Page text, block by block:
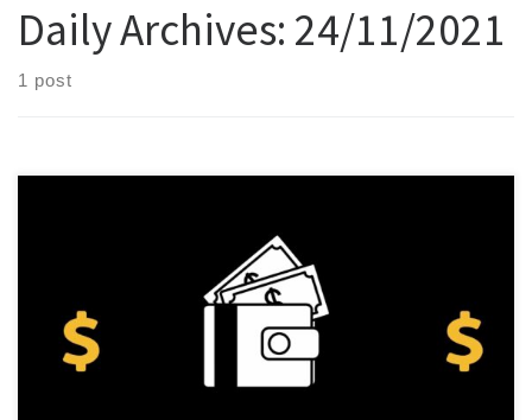
Daily Archives: 24/11/2021
1 post
Dinheiro bem gasto, com eficiência e inteligência, permite
adquirir mais com menos. É nesse sentido que trago hoje 7 dicas
para aproveitar melhor a Black Friday. Afinal, sabemos que muita
coisa não passa de puro marketing, sendo necessário pesquisa e
cuidado para não comprar coisas “caras” com rótulo de “desconto